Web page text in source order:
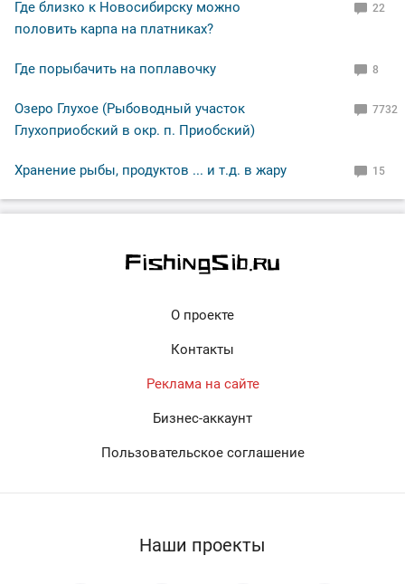
Где близко к Новосибирску можно
половить карпа на платниках?
22
Где порыбачить на поплавочку 8
Озеро Глухое (Рыбоводный участок
Глухоприобский в окр. п. Приобский)
7732
Хранение рыбы, продуктов ... и т.д. в жару 15
О проекте
Контакты
Реклама на сайте
Бизнес-аккаунт
Пользовательское соглашение
Наши проекты